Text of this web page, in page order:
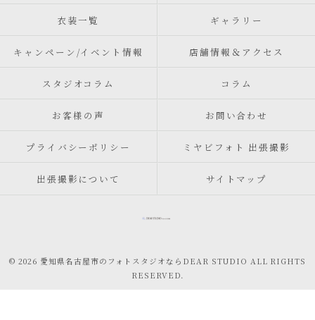
衣装一覧 ギャラリー
キャンペーン/イベント情報 店舗情報＆アクセス
スタジオコラム コラム
お客様の声 お問い合わせ
プライバシーポリシー ミヤビフォト 出張撮影
出張撮影について サイトマップ
© 2026 愛知県名古屋市のフォトスタジオならDEAR STUDIO ALL RIGHTS
RESERVED.